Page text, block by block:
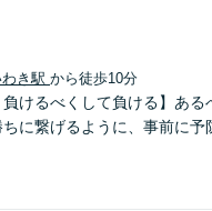
わき駅 から徒歩10分
負けるべくして負ける】あ
に繋げるように、事前に予